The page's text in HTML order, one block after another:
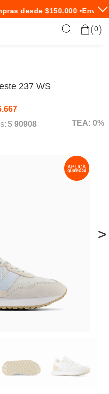
desde $150.000 •Envío
0
>
237 WS
$ 90908 TEA: 0%